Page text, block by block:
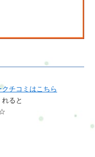
チコミはこちら
ると